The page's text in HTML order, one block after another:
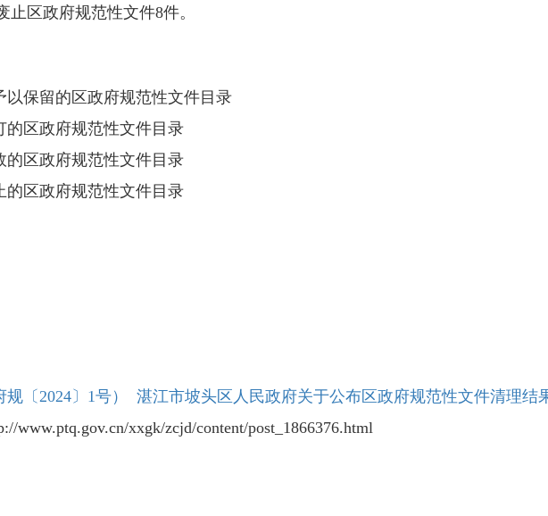
区政府规范性文件8件。
保留的区政府规范性文件目录
区政府规范性文件目录
区政府规范性文件目录
区政府规范性文件目录
规〔2024〕1号） 湛江市坡头区人民政府关于公布区政府规范性文件清理结
www.ptq.gov.cn/xxgk/zcjd/content/post_1866376.html